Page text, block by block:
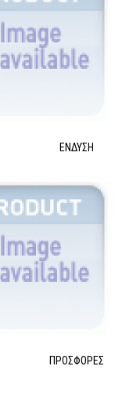
ΈΝΔΥΣΗ
ΠΡΟΣΦΟΡΈΣ